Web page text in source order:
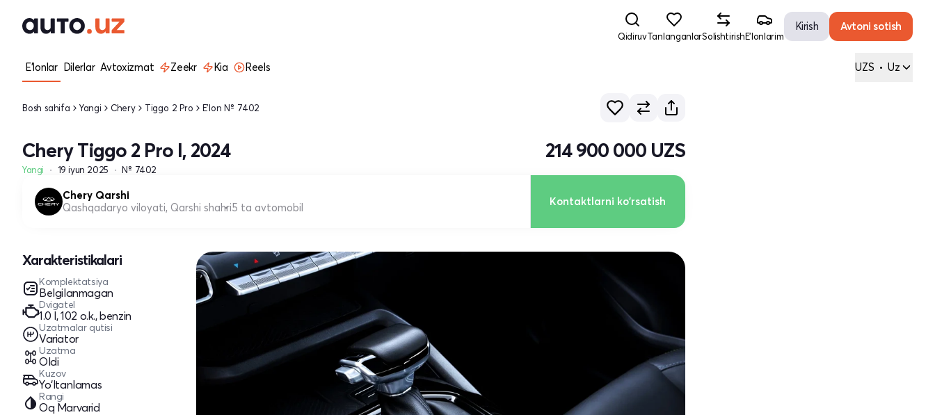
QidiruvTanlanganlarSolishtirishE'lonlarim
Kirish Avtoni sotish
E'lonlar Dilerlar Avtoxizmat Zeekr Kia Reels UZS • Uz
Bosh sahifa Yangi Chery Tiggo 2 Pro E'lon № 7402
Chery Tiggo 2 Pro I, 2024
Yangi 19 iyun 2025 № 7402
214 900 000 UZS
Chery Qarshi
Qashqadaryo viloyati, Qarshi shahri5 ta avtomobil Kontaktlarni ko'rsatish
Xarakteristikalari
Komplektatsiya
Belgilanmagan
Dvigatel
1.0 l, 102 o.k., benzin
Uzatmalar qutisi
Variator
Uzatma
Oldi
Kuzov
Yo‘ltanlamas
Rangi
Oq Marvarid